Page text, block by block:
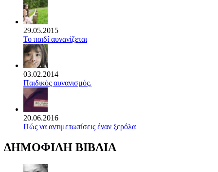
29.05.2015
Το παιδί αυνανίζεται
03.02.2014
Παιδικός αυνανισμός.
20.06.2016
Πώς να αντιμετωπίσεις έναν ξερόλα
ΔΗΜΟΦΙΛΗ ΒΙΒΛΙΑ